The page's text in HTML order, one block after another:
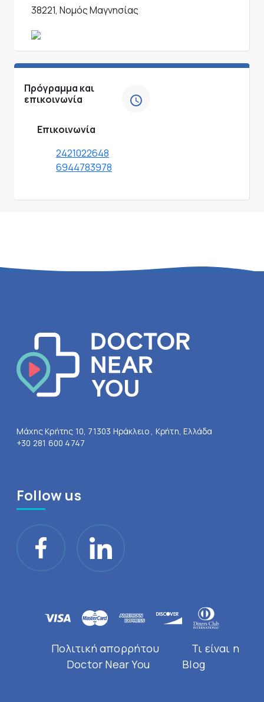
38221, Νομός Μαγνησίας
Πρόγραμμα και
επικοινωνία
Επικοινωνία
2421022648
6944783978
Μάχης Κρήτης 10, 71303 Ηράκλειο , Κρήτη, Ελλάδα
+30 281 600 4747
Follow us
Πολιτική απορρήτου
Τι είναι η
Doctor Near You
Blog